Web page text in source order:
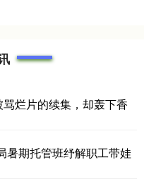
烂片的续集，却轰下香
暑期托管班纾解职工带娃